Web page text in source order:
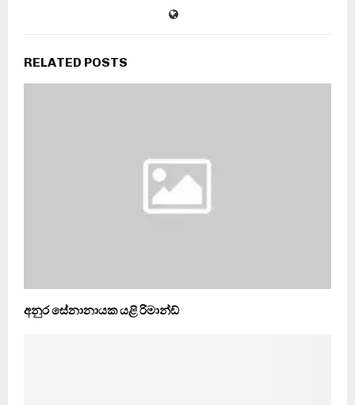
RELATED POSTS
අනුර සේනානායක යළි රිමාන්ඩ්